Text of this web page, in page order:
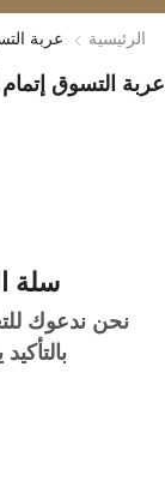
الرئيسية عربة
عربة التسوق
سلة
نحن ندعوك